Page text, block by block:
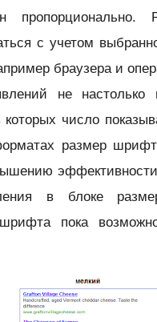
с учетом
браузера и
не настолько
число
размер
в блоке
шрифта пока